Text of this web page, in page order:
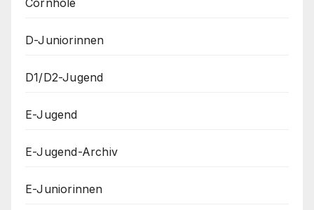
D-Juniorinnen
D1/D2-Jugend
E-Jugend
E-Jugend-Archiv
E-Juniorinnen